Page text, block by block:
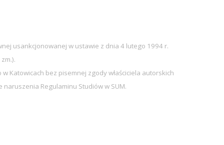
usankcjonowanej w ustawie z dnia 4 lutego 1994 r.
Katowicach bez pisemnej zgody właściciela autorskich
Regulaminu Studiów w SUM.